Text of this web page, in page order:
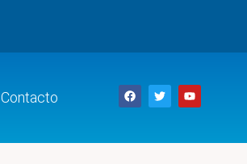
Contacto